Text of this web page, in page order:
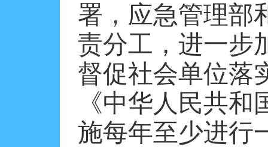
署，应急管理部
责分工，进一步
督促社会单位落
《中华人民共
施每年至少进行